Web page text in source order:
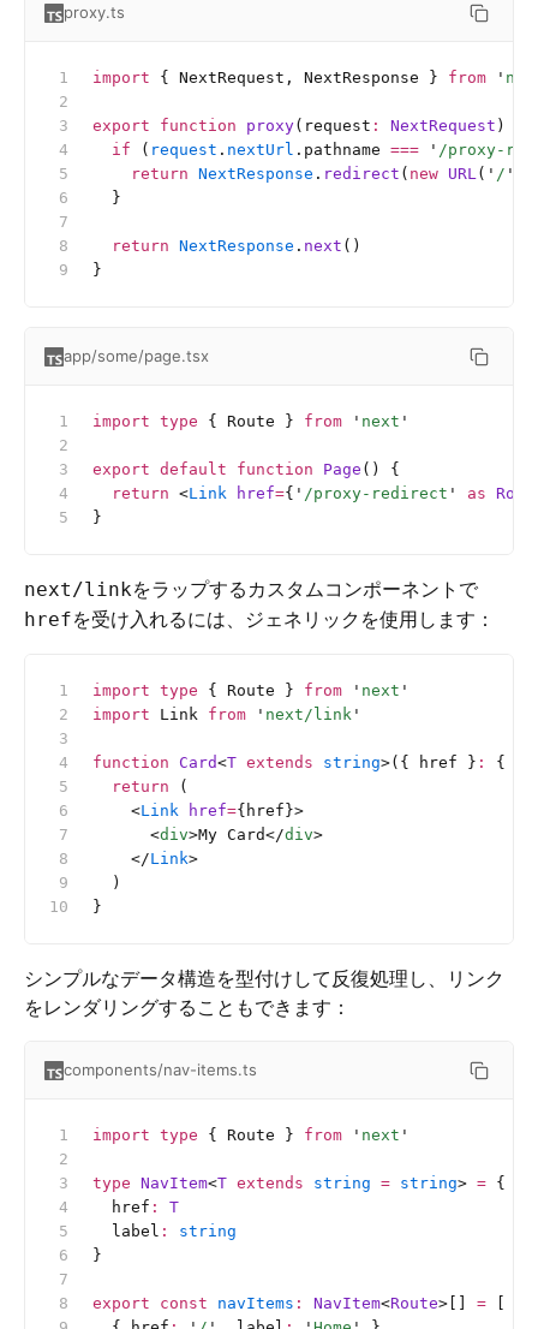
proxy.ts
import { NextRequest, NextResponse } from '
export function proxy(request : NextRequest ) {
  if
( request . nextUrl .pathname === ' /proxy-
    return
NextResponse . redirect ( new URL( ' / '
  }
  return
NextResponse . next ()
}
app/some/page.tsx
import type { Route } from ' next '
export default function Page () {
  return
<Link href={ ' /proxy-redirect ' as
}
next/linkをラップするカスタムコンポーネントで
hrefを受け入れるには、ジェネリックを使用します：
import type { Route } from ' next '
import Link from ' next/link '
function Card<T extends string>({ href } : {
  return
(
    <
Link href={href}>
      <
div>My Card</div>
    </
Link>
  )
}
シンプルなデータ構造を型付けして反復処理し、リンク
をレンダリングすることもできます：
components/nav-items.ts
import type { Route } from ' next '
type NavItem<T extends string = string> = {
  href
:
T
  label
:
string
}
export const navItems : NavItem<Route>[] =